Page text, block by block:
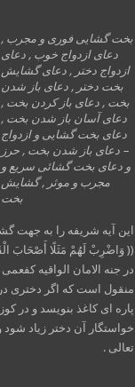
بخت گشایی فوری و مجرب ,
دعای ازدواج خوب , دعای
ازدواج دختر , دعای گشایش
بخت دختر , دعای باز شدن
بخت , دعای باز کردن بخت ,
دعای آسان باز شدن بخت ,
دعای بخت گشایی و ازدواج
– دعای باز شدن بخت , حرز
و دعای بخت گشائی سریع و
مجرب و موثر , گشایش
بخت
این آیه شریفه را به جهت
(( وَاضْرِبْ لَهُمْ مَثَلًا أَصْحَابَ
در جنه الامان الواقیه
منقول است که اگر دختری
پاره ای کاغذ بنویسد و در
خواستگار آن دختر زیاد
تعالی .